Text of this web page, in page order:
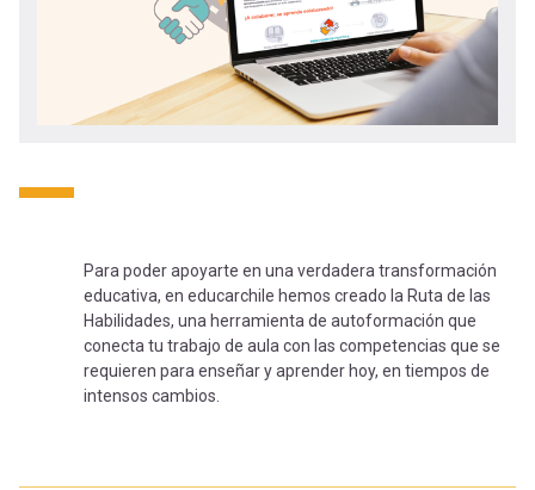
cuenta
Para poder apoyarte en una verdadera transformación
educativa, en educarchile hemos creado la Ruta de las
Habilidades, una herramienta de autoformación que
conecta tu trabajo de aula con las competencias que se
requieren para enseñar y aprender hoy, en tiempos de
intensos cambios.